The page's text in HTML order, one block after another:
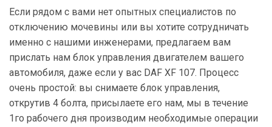
Если рядом с вами нет опытных специалистов по
отключению мочевины или вы хотите сотрудничать
именно с нашими инженерами, предлагаем вам
прислать нам блок управления двигателем вашего
автомобиля, даже если у вас DAF XF 107. Процесс
очень простой: вы снимаете блок управления,
открутив 4 болта, присылаете его нам, мы в течение
1го рабочего дня производим необходимые операции